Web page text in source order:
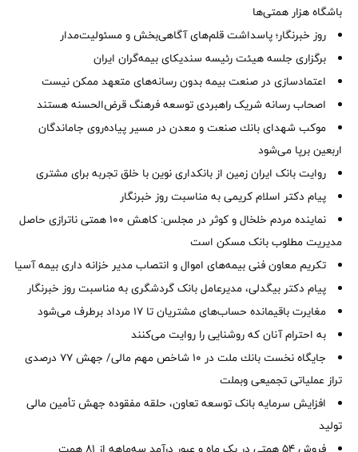
باشگاه هزار همتی‌ها
روز خبرنگار؛ پاسداشت قلم‌های آگاهی‌بخش و مسئولیت‌مدار
برگزاری جلسه هیئت رئیسه سندیکای بیمه‌گران ایران
اعتمادسازی در صنعت بیمه بدون رسانه‌های متعهد ممکن نیست
اصحاب رسانه شریک راهبردی توسعه فرهنگ قرض‌الحسنه هستند
موكب شهدای بانك صنعت و معدن در مسیر پیاده‌روی جاماندگان
اربعین برپا می‌شود
روایت بانک ایران زمین از بانکداری نوین با خلق تجربه برای مشتری
پیام دکتر اسلام کریمی به مناسبت روز خبرنگار
نماینده مردم خلخال و کوثر در مجلس: کاهش ۱۰۰ همتی ناترازی حاصل
مدیریت مطلوب بانک مسکن است
تکریم معاون فنی بیمه‌های اموال و انتصاب مدیر خزانه داری بیمه آسیا
پیام دکتر بیگدلی، مدیرعامل بانک گردشگری به مناسبت روز خبرنگار
مغایرت‌ باقیمانده حساب‌های مشتریان تا ۱۷ مرداد برطرف می‌شود
به احترام آنان که روشنایی را روایت می‌کنند
جایگاه نخست بانك ملت در 10 شاخص مهم مالی/ جهش 77 درصدی
تراز عملیاتی تجمیعی وبملت
افزایش سرمایه بانک توسعه تعاون، حلقه مفقوده جهش تأمین مالی
تولید